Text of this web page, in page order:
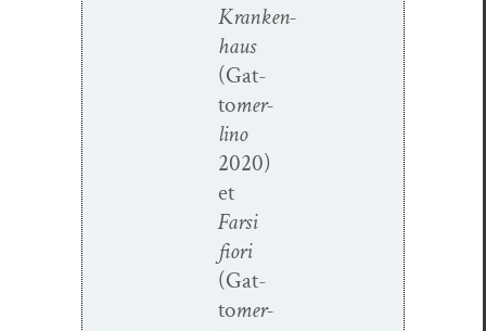
Kranken­
haus
(Gat­
tomer­
li­no
2020)
et
Far­si
fiori
(Gat­
tomer­